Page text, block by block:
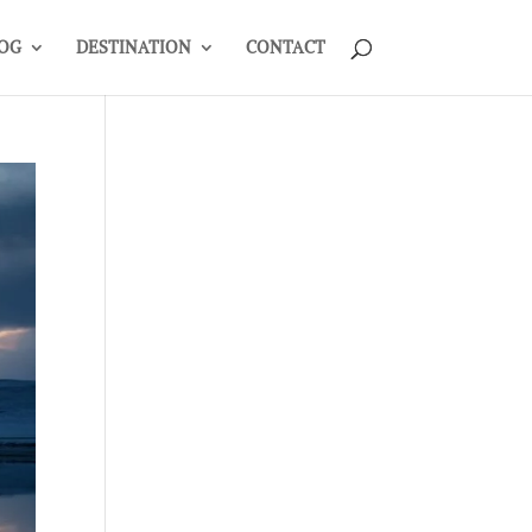
DESTINATION CONTACT